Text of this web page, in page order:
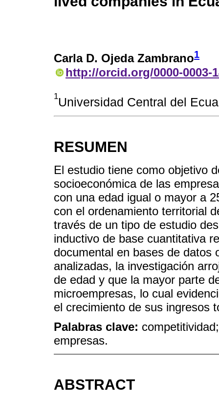
Carla D. Ojeda Zambrano1
http://orcid.org/0000-0003-
1Universidad Central del
RESUMEN
El estudio tiene como objetivo
socioeconómica de las
con una edad igual o mayor a
con el ordenamiento territorial
través de un tipo de estudio
inductivo de base cuantitativa
documental en bases de datos
analizadas, la investigación
de edad y que la mayor parte
microempresas, lo cual
el crecimiento de sus ingresos
Palabras clave:
empresas.
ABSTRACT